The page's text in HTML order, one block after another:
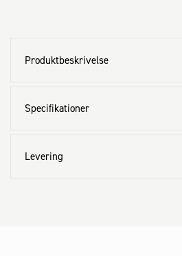
Produktbeskrivelse
Specifikationer
Levering